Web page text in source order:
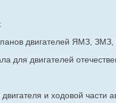
двигателей ЯМЗ,
для двигателей
и ходовой части